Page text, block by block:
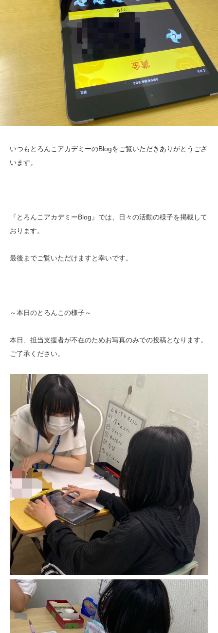
いつもとろんこアカデミーのBlogをご覧いただきありがとうござ
います。
『とろんこアカデミーBlog』では、日々の活動の様子を掲載して
おります。
最後までご覧いただけますと幸いです。
～本日のとろんこの様子～
本日、担当支援者が不在のためお写真のみでの投稿となります。
ご了承ください。